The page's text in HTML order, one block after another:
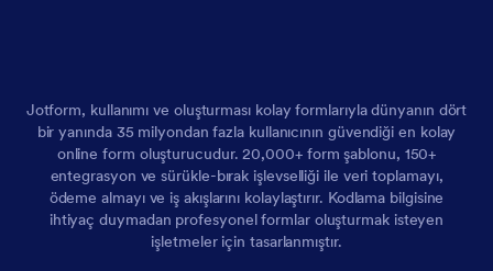
Jotform, kullanımı ve oluşturması kolay formlarıyla dünyanın dört
bir yanında 35 milyondan fazla kullanıcının güvendiği en kolay
online form oluşturucudur. 20,000+ form şablonu, 150+
entegrasyon ve sürükle-bırak işlevselliği ile veri toplamayı,
ödeme almayı ve iş akışlarını kolaylaştırır. Kodlama bilgisine
ihtiyaç duymadan profesyonel formlar oluşturmak isteyen
işletmeler için tasarlanmıştır.